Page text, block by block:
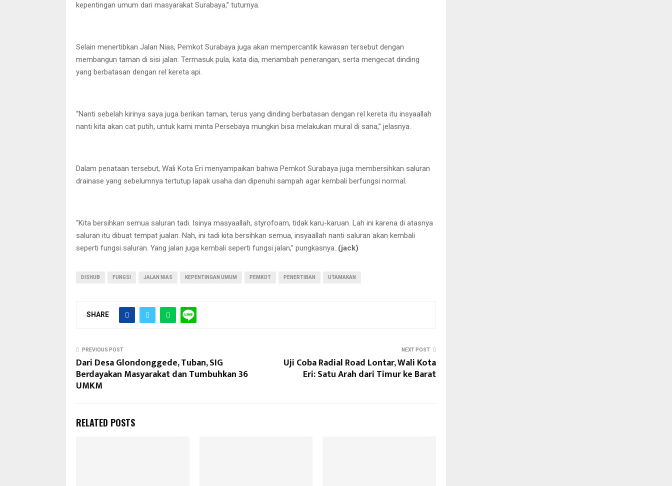
kepentingan umum dari masyarakat Surabaya,” tuturnya.
Selain menertibkan Jalan Nias, Pemkot Surabaya juga akan mempercantik kawasan tersebut dengan
membangun taman di sisi jalan. Termasuk pula, kata dia, menambah penerangan, serta mengecat dinding
yang berbatasan dengan rel kereta api.
“Nanti sebelah kirinya saya juga berikan taman, terus yang dinding berbatasan dengan rel kereta itu insyaallah
nanti kita akan cat putih, untuk kami minta Persebaya mungkin bisa melakukan mural di sana,” jelasnya.
Dalam penataan tersebut, Wali Kota Eri menyampaikan bahwa Pemkot Surabaya juga membersihkan saluran
drainase yang sebelumnya tertutup lapak usaha dan dipenuhi sampah agar kembali berfungsi normal.
“Kita bersihkan semua saluran tadi. Isinya masyaallah, styrofoam, tidak karu-karuan. Lah ini karena di atasnya
saluran itu dibuat tempat jualan. Nah, ini tadi kita bersihkan semua, insyaallah nanti saluran akan kembali
seperti fungsi saluran. Yang jalan juga kembali seperti fungsi jalan,” pungkasnya. (jack)
DISHUB FUNGSI JALAN NIAS KEPENTINGAN UMUM PEMKOT PENERTIBAN UTAMAKAN
SHARE
PREVIOUS POST
Dari Desa Glondonggede, Tuban, SIG
Berdayakan Masyarakat dan Tumbuhkan 36
UMKM
NEXT POST
Uji Coba Radial Road Lontar, Wali Kota
Eri: Satu Arah dari Timur ke Barat
RELATED POSTS